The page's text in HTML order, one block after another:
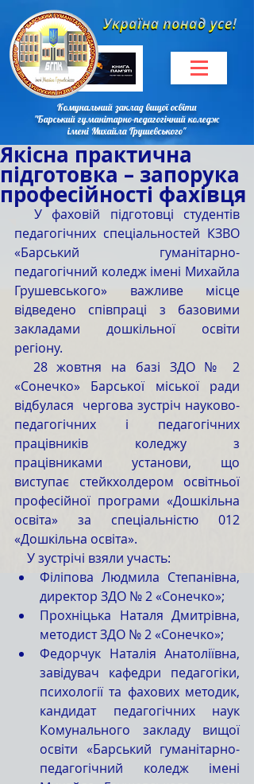
Комунальний заклад вищої освіти
"Барський гуманітарно-педагогічний коледж
імені Михайла Грушевського"
Якісна практична
підготовка – запорука
професійності фахівця
педагогічних спеціальностей КЗВО
«Барський гуманітарно-
педагогічний коледж імені Михайла
Грушевського» важливе місце
відведено співпраці з базовими
закладами дошкільної освіти
регіону.
«Сонечко» Барської міської ради
відбулася  чергова зустріч науково-
педагогічних і педагогічних
працівників коледжу з
працівниками установи, що
виступає стейкхолдером освітньої
професійної програми «Дошкільна
освіта» за спеціальністю 012
«Дошкільна освіта».
    У зустрічі взяли участь:
Філіпова Людмила Степанівна,
директор ЗДО № 2 «Сонечко»;
Прохніцька Наталя Дмитрівна,
методист ЗДО № 2 «Сонечко»;
Федорчук Наталія Анатоліївна,
завідувач кафедри педагогіки,
психології та фахових методик,
кандидат педагогічних наук
Комунального закладу вищої
освіти «Барський гуманітарно-
педагогічний коледж імені